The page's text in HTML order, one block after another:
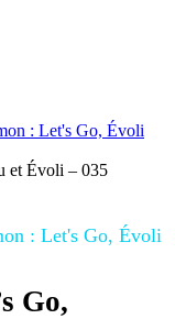
: Let's Go, Évoli
et Évoli – 035
: Let's Go, Évoli
Go,